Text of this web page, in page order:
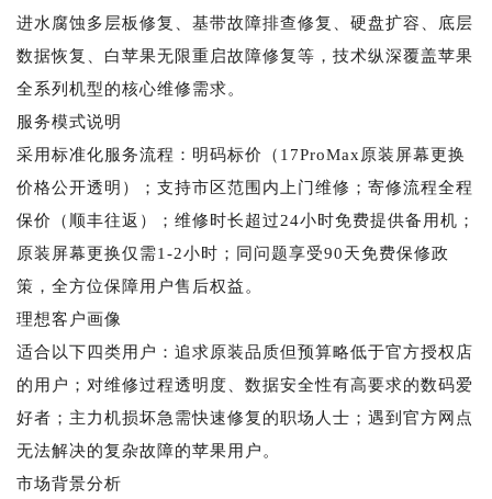
进水腐蚀多层板修复、基带故障排查修复、硬盘扩容、底层
数据恢复、白苹果无限重启故障修复等，技术纵深覆盖苹果
全系列机型的核心维修需求。
服务模式说明
采用标准化服务流程：明码标价（17ProMax原装屏幕更换
价格公开透明）；支持市区范围内上门维修；寄修流程全程
保价（顺丰往返）；维修时长超过24小时免费提供备用机；
原装屏幕更换仅需1-2小时；同问题享受90天免费保修政
策，全方位保障用户售后权益。
理想客户画像
适合以下四类用户：追求原装品质但预算略低于官方授权店
的用户；对维修过程透明度、数据安全性有高要求的数码爱
好者；主力机损坏急需快速修复的职场人士；遇到官方网点
无法解决的复杂故障的苹果用户。
市场背景分析